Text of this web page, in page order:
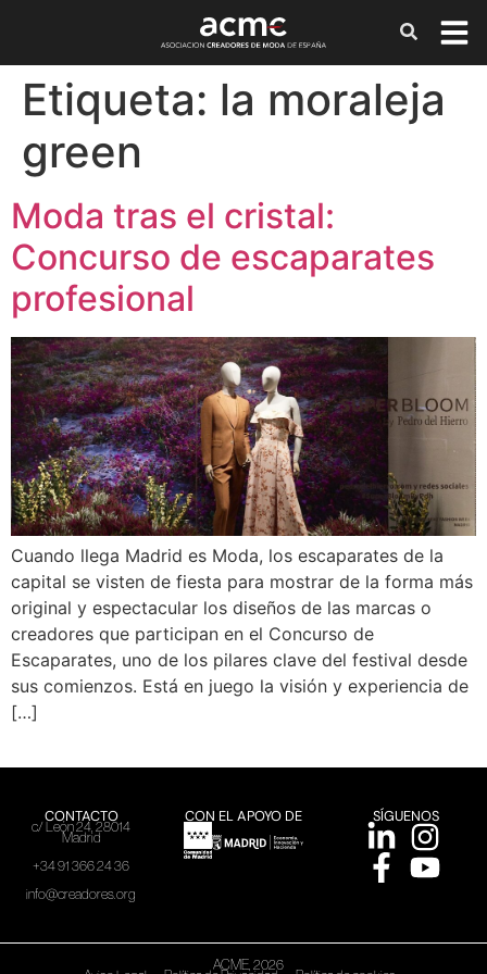
Etiqueta: la moraleja
green
Moda tras el cristal:
Concurso de escaparates
profesional
Cuando llega Madrid es Moda, los escaparates de la
capital se visten de fiesta para mostrar de la forma más
original y espectacular los diseños de las marcas o
creadores que participan en el Concurso de
Escaparates, uno de los pilares clave del festival desde
sus comienzos. Está en juego la visión y experiencia de
[…]
CONTACTO
c/ León 24, 28014
Madrid
+34 91 366 24 36
info@creadores.org
CON EL APOYO DE SÍGUENOS
ACME, 2026